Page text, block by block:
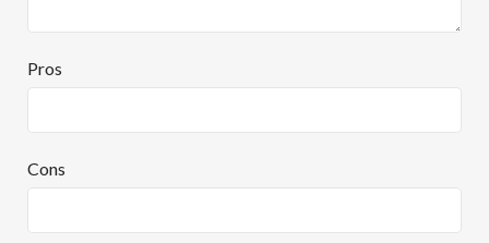
Pros
Cons